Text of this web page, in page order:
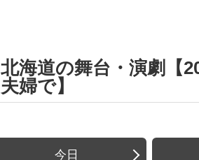
北海道の舞台・演劇【
夫婦で】
今日